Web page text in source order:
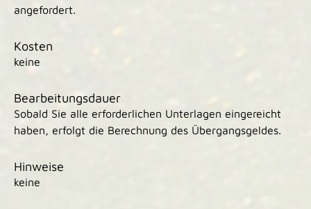
angefordert.
Kosten
keine
Bearbeitungsdauer
Sobald Sie alle erforderlichen Unterlagen eingereicht
haben, erfolgt die Berechnung des Übergangsgeldes.
Hinweise
keine